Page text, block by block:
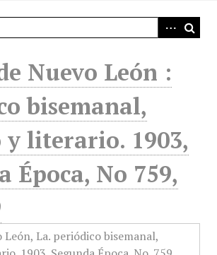
Nuevo León :
bisemanal,
literario. 1903,
Época, No 759,